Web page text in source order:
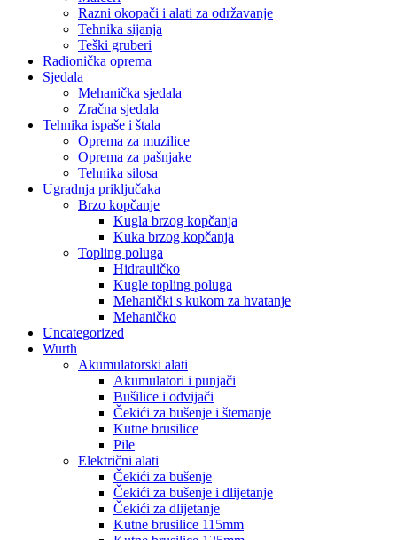
Razni okopači i alati za održavanje
Tehnika sijanja
Teški gruberi
Radionička oprema
Sjedala
Mehanička sjedala
Zračna sjedala
Tehnika ispaše i štala
Oprema za muzilice
Oprema za pašnjake
Tehnika silosa
Ugradnja priključaka
Brzo kopčanje
Kugla brzog kopčanja
Kuka brzog kopčanja
Topling poluga
Hidrauličko
Kugle topling poluga
Mehanički s kukom za hvatanje
Mehaničko
Uncategorized
Wurth
Akumulatorski alati
Akumulatori i punjači
Bušilice i odvijači
Čekići za bušenje i štemanje
Kutne brusilice
Pile
Električni alati
Čekići za bušenje
Čekići za bušenje i dlijetanje
Čekići za dlijetanje
Kutne brusilice 115mm